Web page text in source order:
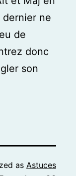
ne
de
donc
son
as Astuces